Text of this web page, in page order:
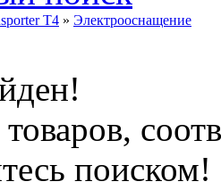
T4 » Электрооснащение
поиском!